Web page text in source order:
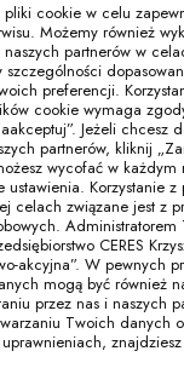
Filtr kątowy Stra. AF
DN40-65 316/EP 0.1
WW
cookie w celu
Możemy również
naszych partnerów w
preferencji.
cookie wymaga
Jeżeli chcesz
partnerów, kliknij
wycofać w każdym
ustawienia. Korzystanie
celach związane jest z
CERES
akcyjna”. W pewnych
mogą być również
przez nas i naszych
Twoich danych